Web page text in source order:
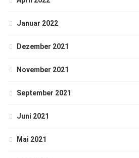
Januar 2022
Dezember 2021
November 2021
September 2021
Juni 2021
Mai 2021